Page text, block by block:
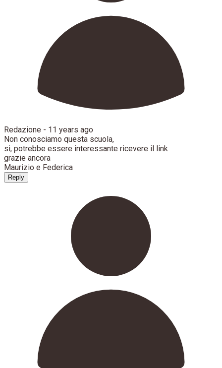
Redazione - 11 years ago
Non conosciamo questa scuola,
si, potrebbe essere interessante ricevere il link
grazie ancora
Maurizio e Federica
Reply